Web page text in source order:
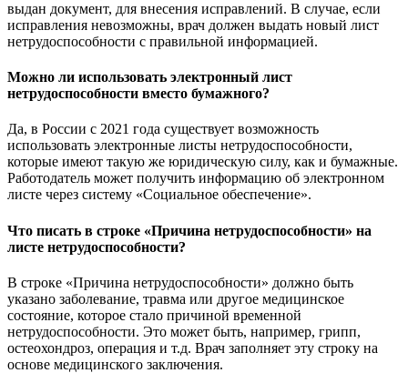
выдан документ, для внесения исправлений. В случае, если
исправления невозможны, врач должен выдать новый лист
нетрудоспособности с правильной информацией.
Можно ли использовать электронный лист
нетрудоспособности вместо бумажного?
Да, в России с 2021 года существует возможность
использовать электронные листы нетрудоспособности,
которые имеют такую же юридическую силу, как и бумажные.
Работодатель может получить информацию об электронном
листе через систему «Социальное обеспечение».
Что писать в строке «Причина нетрудоспособности» на
листе нетрудоспособности?
В строке «Причина нетрудоспособности» должно быть
указано заболевание, травма или другое медицинское
состояние, которое стало причиной временной
нетрудоспособности. Это может быть, например, грипп,
остеохондроз, операция и т.д. Врач заполняет эту строку на
основе медицинского заключения.